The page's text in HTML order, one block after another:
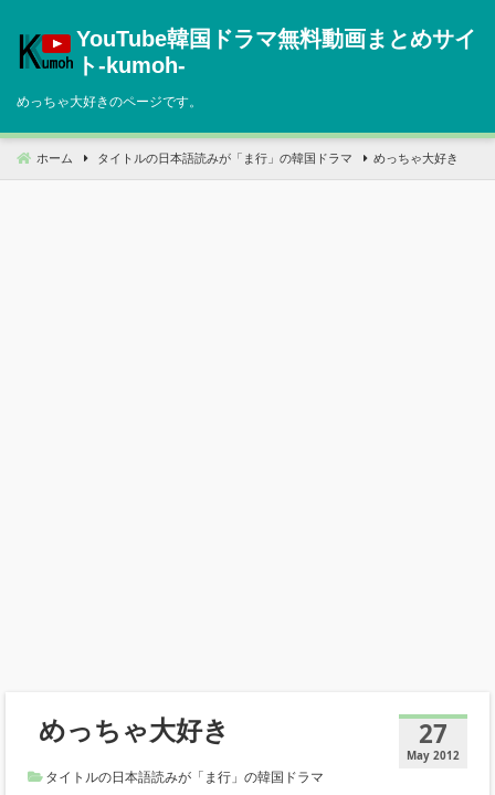
へ
動
YouTube韓国ドラマ無料動画まとめサイ
ト‐kumoh‐
めっちゃ大好きのページです。
ホーム タイトルの日本語読みが「ま行」の韓国ドラマ めっちゃ大好き
27
May 2012
めっちゃ大好き
タイトルの日本語読みが「ま行」の韓国ドラマ